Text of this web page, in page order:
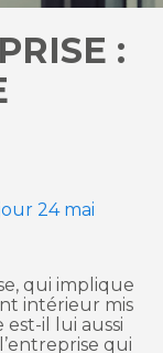
:
24 mai
qui implique
intérieur mis
est-il lui aussi
qui